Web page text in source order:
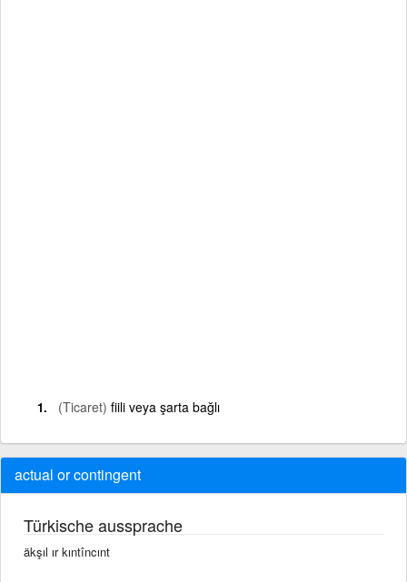
(Ticaret) fiili veya şarta bağlı
actual or contingent
Türkische aussprache
äkşıl ır kıntîncınt